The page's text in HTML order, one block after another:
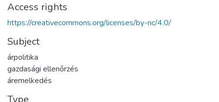
Access rights
https://creativecommons.org/licenses/by-nc/4.0/
Subject
árpolitika
gazdasági ellenőrzés
áremelkedés
Type